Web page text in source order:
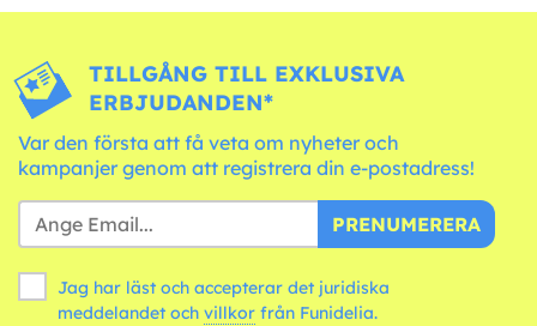
TILLGÅNG TILL EXKLUSIVA
ERBJUDANDEN*
Var den första att få veta om nyheter och
kampanjer genom att registrera din e-postadress!
PRENUMERERA
Jag har läst och accepterar det juridiska
meddelandet och villkor från Funidelia.